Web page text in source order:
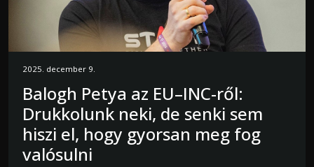
2025. december 9.
Balogh Petya az EU–INC-ről:
Drukkolunk neki, de senki sem
hiszi el, hogy gyorsan meg fog
valósulni